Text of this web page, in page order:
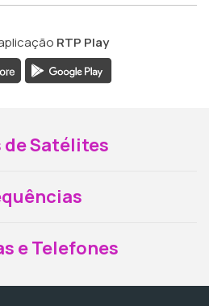
RTP Play
de Satélites
e Telefones